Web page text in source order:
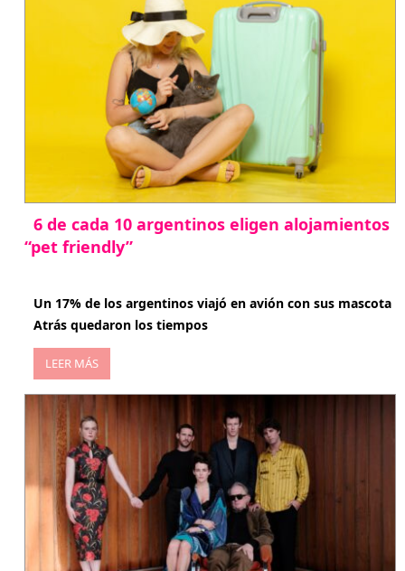
6 de cada 10 argentinos eligen alojamientos
“pet friendly”
Un 17% de los argentinos viajó en avión con sus mascota
Atrás quedaron los tiempos
LEER MÁS